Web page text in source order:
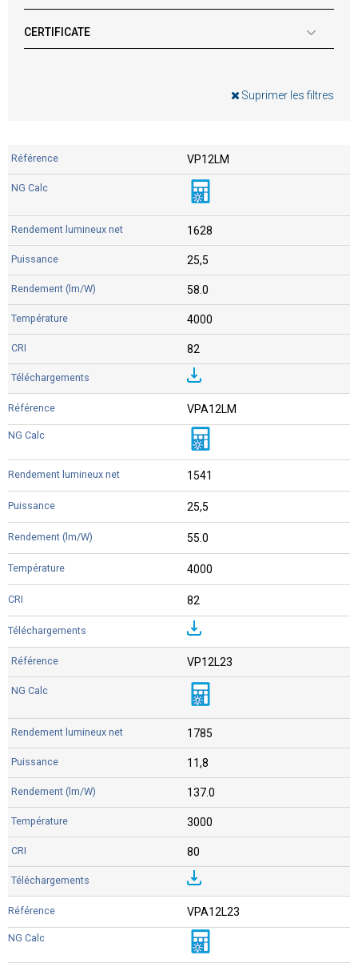
Suprimer les filtres
CERTIFICATE
VP12LM
1628
25,5
58.0
4000
82
VPA12LM
1541
25,5
55.0
4000
82
VP12L23
1785
11,8
137.0
3000
80
VPA12L23